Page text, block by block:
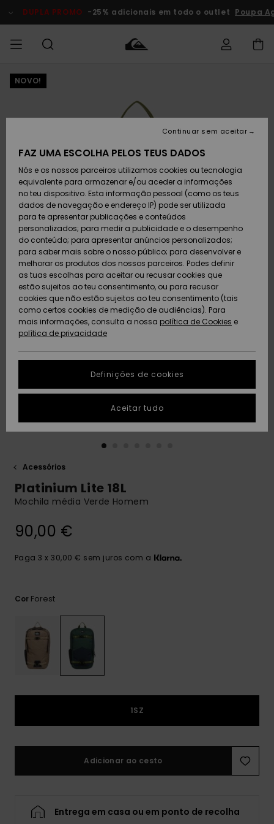
do
DUPLA PROMO -25% adicionais em todo o outlet Poupa
HOMEM
Calçado e
chinelos
Surfe/água
Snow
Artigos
recém-
chegados
Coleções
MENINO
Calçado e
chinelos
Surfe/água
Neve
Artigos
recém-
chegados
Highlights
MULHER
chegados
Highlights
Snow
SURF
Crianças
Highlights
Community
SNOW
Homem
Artigos
Criança
Snow Shop
Feminino
Highlights
Community
DUPLA
PROMO
Criança
Outlet
Mulher
AJUDA
Devoluções
Pagamento
Cartão
presente
Quiksilver
Freedom
Protecção de
dados
Guia de
tamanhos
conversa para
obteres a
resposta mais
rápida à tua
conversa
mais
frequentes e o
SUSTAINABILITY
PRESENTE
DESEJO
NOVO!
Acessórios
Platinium Lite 18L
Mochila média Verde Homem
90,00 €
Paga 3 x 30,00 € sem juros com a
Cor Forest
1SZ
Adicionar ao cesto
Entrega em casa ou em ponto de recolha
FAZ UMA ESCOLHA PELOS TEUS DADOS
Nós e os nossos parceiros utilizamos cookies ou tecnologia
equivalente para armazenar e/ou aceder a informações
no teu dispositivo. Esta informação pessoal (como os teus
dados de navegação e endereço IP) pode ser utilizada
para te apresentar publicações e conteúdos
personalizados; para medir a publicidade e o desempenho
do conteúdo; para apresentar anúncios personalizados;
para saber mais sobre o nosso público; para desenvolver e
melhorar os produtos dos nossos parceiros. Podes definir
as tuas escolhas para aceitar ou recusar cookies que
estão sujeitos ao teu consentimento, ou para recusar
cookies que não estão sujeitos ao teu consentimento (tais
como certos cookies de medição de audiências). Para
mais informações, consulta a nossa política de Cookies e
política de privacidade
Definições de cookies
Continuar sem aceitar
Aceitar tudo